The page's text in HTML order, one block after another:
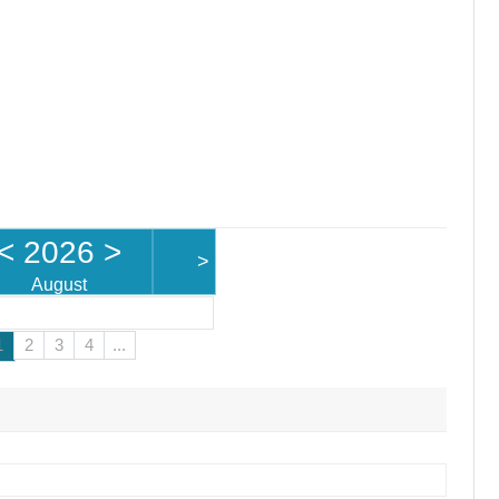
2026 >
August
>
2 3 4 ...